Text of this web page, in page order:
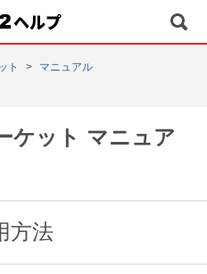
ヘルプ
ト
マニュアル
ケット マニュア
方法